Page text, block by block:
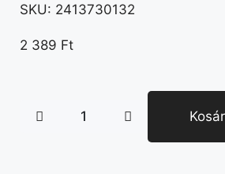
SKU: 2413730132
2 389 Ft